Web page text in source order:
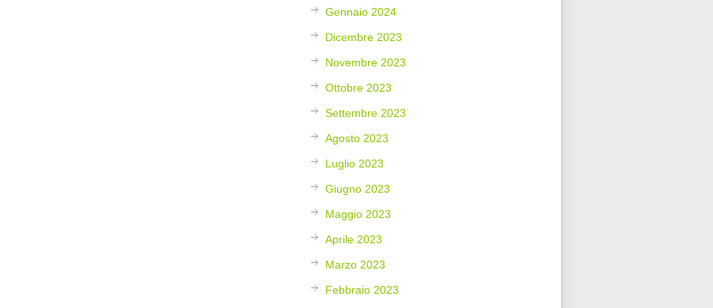
Gennaio 2024
Dicembre 2023
Novembre 2023
Ottobre 2023
Settembre 2023
Agosto 2023
Luglio 2023
Giugno 2023
Maggio 2023
Aprile 2023
Marzo 2023
Febbraio 2023